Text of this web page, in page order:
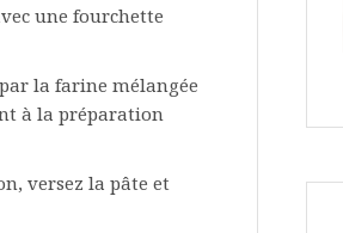
une fourchette
la farine mélangée
à la préparation
versez la pâte et